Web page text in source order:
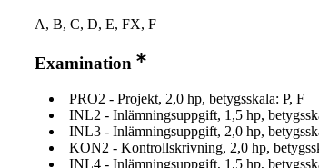
A, B, C, D, E, FX, F
Examination
PRO2 - Projekt, 2,0 hp, betygsskala: P, F
INL2 - Inlämningsuppgift, 1,5 hp,
INL3 - Inlämningsuppgift, 2,0 hp,
KON2 - Kontrollskrivning, 2,0 hp,
INL4 - Inlämningsuppgift, 1,5 hp,